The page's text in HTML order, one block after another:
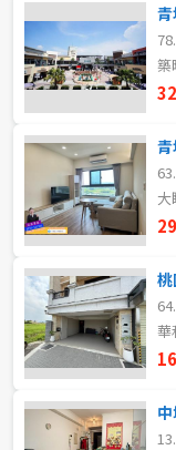
格局
不拘
2房
4房
屋齡
不拘
售價
5~10樓
21樓以上
格局
2房
4房
築
大
華